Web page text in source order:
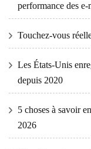
performance des e-
Touchez-vous
Les États-Unis
depuis 2020
5 choses à savoir
2026